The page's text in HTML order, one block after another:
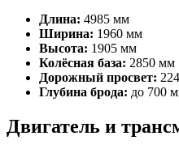
Длина: 4985 мм
Ширина: 1960 мм
Высота: 1905 мм
Колёсная база: 2850 мм
Дорожный просвет:
Глубина брода: до 700
Двигатель и